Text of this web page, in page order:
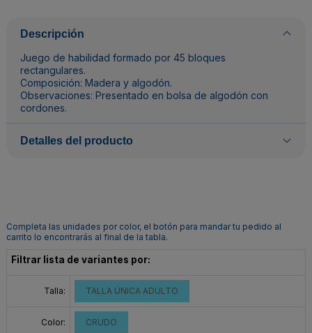
Descripción
Juego de habilidad formado por 45 bloques
rectangulares.
Composición: Madera y algodón.
Observaciones: Presentado en bolsa de algodón con
cordones.
Detalles del producto
Completa las unidades por color, el botón para mandar tu pedido al
carrito lo encontrarás al final de la tabla.
Filtrar lista de variantes por:
Talla: TALLA ÚNICA ADULTO
Color: CRUDO